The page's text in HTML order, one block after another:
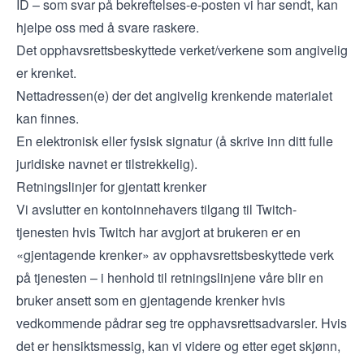
ID – som svar på bekreftelses-e-posten vi har sendt, kan
hjelpe oss med å svare raskere.
Det opphavsrettsbeskyttede verket/verkene som angivelig
er krenket.
Nettadressen(e) der det angivelig krenkende materialet
kan finnes.
En elektronisk eller fysisk signatur (å skrive inn ditt fulle
juridiske navnet er tilstrekkelig).
Retningslinjer for gjentatt krenker
Vi avslutter en kontoinnehavers tilgang til Twitch-
tjenesten hvis Twitch har avgjort at brukeren er en
«gjentagende krenker» av opphavsrettsbeskyttede verk
på tjenesten – i henhold til retningslinjene våre blir en
bruker ansett som en gjentagende krenker hvis
vedkommende pådrar seg tre opphavsrettsadvarsler. Hvis
det er hensiktsmessig, kan vi videre og etter eget skjønn,